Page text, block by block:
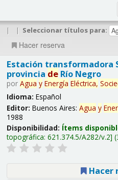
| | Seleccionar títulos para:
Hacer reserva
Estación transformadora
provincia deRío Negro
por Agua y Energía Eléctrica,
Idioma: Español
Editor: Buenos Aires: Agua y
1988
Disponibilidad: Ítems
topográfica: 621.374.5/A282/v.2
Hacer